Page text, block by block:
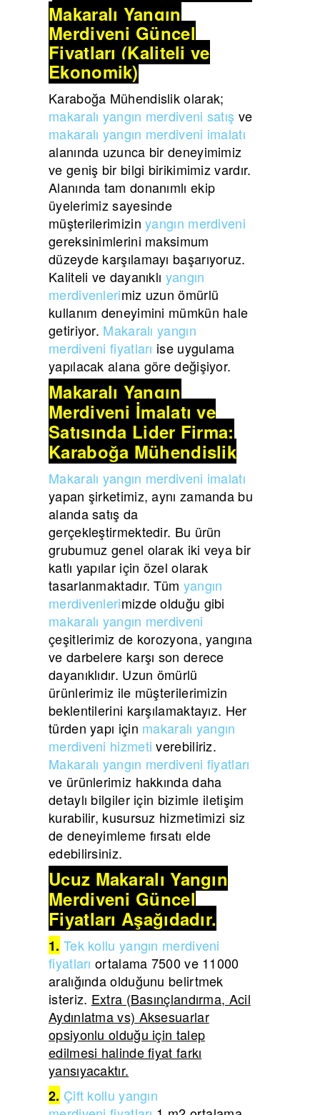
Makaralı Yangın
Merdiveni Güncel
Fiyatları (Kaliteli ve
Ekonomik)
Karaboğa Mühendislik olarak;
makaralı yangın merdiveni satış ve
makaralı yangın merdiveni imalatı
alanında uzunca bir deneyimimiz
ve geniş bir bilgi birikimimiz vardır.
Alanında tam donanımlı ekip
üyelerimiz sayesinde
müşterilerimizinyangın merdiveni
gereksinimlerini maksimum
düzeyde karşılamayı başarıyoruz.
Kaliteli ve dayanıklı yangın
merdivenlerimiz uzun ömürlü
kullanım deneyimini mümkün hale
getiriyor. Makaralı yangın
merdiveni fiyatları ise uygulama
yapılacak alana göre değişiyor.
Makaralı Yangın
Merdiveni İmalatı ve
Satışında Lider Firma:
Karaboğa Mühendislik
Makaralı yangın merdiveni imalatı
yapan şirketimiz, aynı zamanda bu
alanda satış da
gerçekleştirmektedir. Bu ürün
grubumuz genel olarak iki veya bir
katlı yapılar için özel olarak
tasarlanmaktadır. Tüm yangın
merdivenlerimizde olduğu gibi
makaralı yangın merdiveni
çeşitlerimiz de korozyona, yangına
ve darbelere karşı son derece
dayanıklıdır. Uzun ömürlü
ürünlerimiz ile müşterilerimizin
beklentilerini karşılamaktayız. Her
türden yapı için makaralı yangın
merdiveni hizmeti verebiliriz.
Makaralı yangın merdiveni fiyatları
ve ürünlerimiz hakkında daha
detaylı bilgiler için bizimle iletişim
kurabilir, kusursuz hizmetimizi siz
de deneyimleme fırsatı elde
edebilirsiniz.
Ucuz Makaralı Yangın
Merdiveni Güncel
Fiyatları Aşağıdadır.
1. Tek kollu yangın merdiveni
fiyatları ortalama 7500 ve 11000
aralığında olduğunu belirtmek
isteriz. Extra (Basınçlandırma, Acil
Aydınlatma vs) Aksesuarlar
opsiyonlu olduğu için talep
edilmesi halinde fiyat farkı
yansıyacaktır.
2. Çift kollu yangın